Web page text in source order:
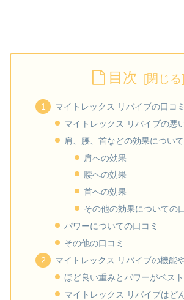
目次
マイトレックス リバイブの口コ
マイトレックス リバイブの悪
肩、腰、首などの効果につい
肩への効果
腰への効果
首への効果
その他の効果についての
パワーについての口コミ
その他の口コミ
マイトレックス リバイブの機能
ほど良い重みとパワーがベス
マイトレックス リバイブはど